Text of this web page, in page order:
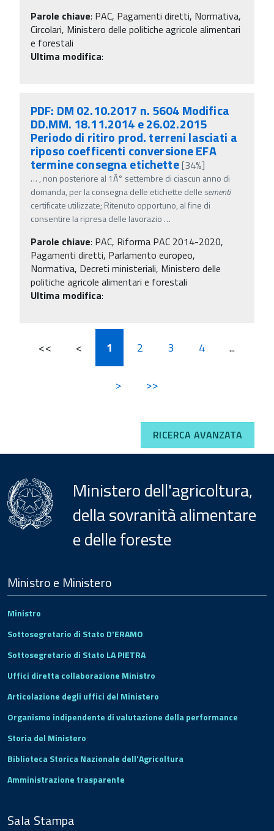
Parole chiave: PAC, Pagamenti diretti, Normativa,
Circolari, Ministero delle politiche agricole alimentari
e forestali
Ultima modifica:
PDF: DM 02.10.2017 n. 5604 Modifica
DD.MM. 18.11.2014 e 26.02.2015
Periodo di ritiro prod. terreni lasciati a
riposo coefficenti conversione EFA
termine consegna etichette[34%]
… , non posteriore al 1Â° settembre di ciascun anno di
domanda, per la consegna delle etichette delle sementi
certificate utilizzate; Ritenuto opportuno, al fine di
consentire la ripresa delle lavorazio …
Parole chiave: PAC, Riforma PAC 2014-2020,
Pagamenti diretti, Parlamento europeo,
Normativa, Decreti ministeriali, Ministero delle
politiche agricole alimentari e forestali
Ultima modifica:
<< < 1 2 3 4 ...
> >>
RICERCA AVANZATA
Ministero dell'agricoltura,
della sovranità alimentare
e delle foreste
Footer
Ministro e Ministero
Ministro
Sottosegretario di Stato D'ERAMO
Sottosegretario di Stato LA PIETRA
Uffici diretta collaborazione Ministro
Articolazione degli uffici del Ministero
Organismo indipendente di valutazione della performance
Storia del Ministero
Biblioteca Storica Nazionale dell'Agricoltura
Amministrazione trasparente
Sala Stampa